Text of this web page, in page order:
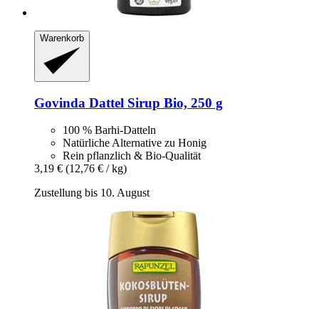
Warenkorb
Govinda Dattel Sirup Bio, 250 g
100 % Barhi-Datteln
Natürliche Alternative zu Honig
Rein pflanzlich & Bio-Qualität
3,19 € (12,76 € / kg)
Zustellung bis 10. August